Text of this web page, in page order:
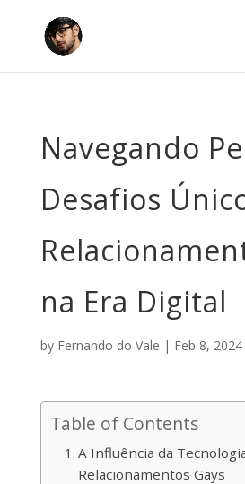
Navegando
Desafios
na Era Digital
by Fernando do Vale | Feb 8, 2024
Table of Contents
A Influência da
Relacionamentos Gays